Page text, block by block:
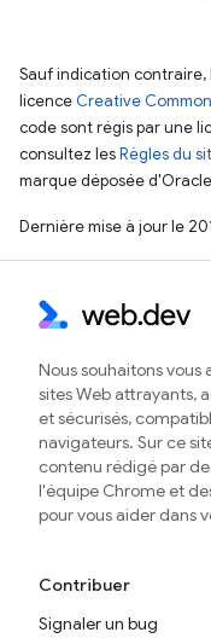
Sauf indication
licence Creative
code sont régis par une
consultez lesRègles du
marque déposée
Dernière mise à jour le
Nous souhaitons vous
sites Web attrayants,
et sécurisés,
navigateurs. Sur ce
contenu rédigé par
l'équipe Chrome et
pour vous aider dans
Contribuer
Signaler un bug